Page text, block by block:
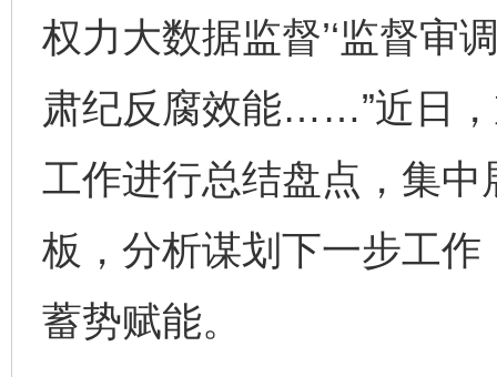
权力大数据监督’‘监督审
肃纪反腐效能……”近日
工作进行总结盘点，集
板，分析谋划下一步工
蓄势赋能。